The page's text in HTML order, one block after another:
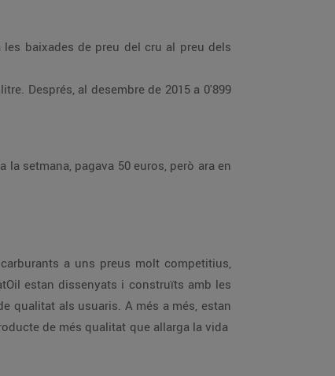
baixades de preu del cru al preu dels
Després, al desembre de 2015 a 0'899
setmana, pagava 50 euros, però ara en
a uns preus molt competitius,
estan dissenyats i construïts amb les
qualitat als usuaris. A més a més, estan
de més qualitat que allarga la vida